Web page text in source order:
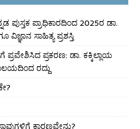
ಪುಸ್ತಕ ಪ್ರಾಧಿಕಾರದಿಂದ 2025ರ ಡಾ.
ಸಾಹಿತ್ಯ ಪ್ರಶಸ್ತಿ
ಪ್ರಕರಣ: ಡಾ. ಕಕ್ಕಿಲ್ಲಾಯ
ರದ್ದು
ಕಾರಣವೇನು?